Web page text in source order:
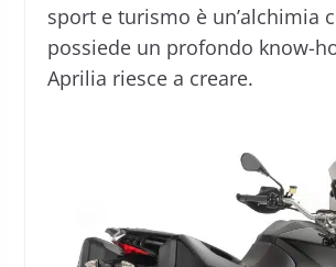
sport e turismo è un’alchimia
possiede un profondo know-
Aprilia riesce a creare.